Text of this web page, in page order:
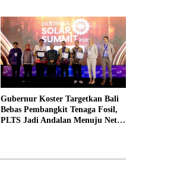
Gubernur Koster Targetkan Bali
Bebas Pembangkit Tenaga Fosil,
PLTS Jadi Andalan Menuju Net